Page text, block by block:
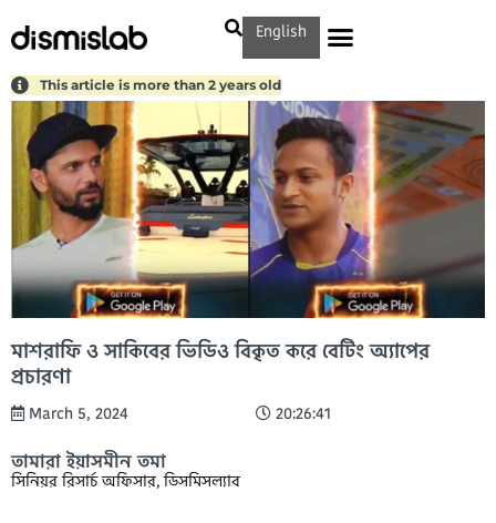
English
This article is more than 2 years old
মাশরাফি ও সাকিবের ভিডিও বিকৃত করে বেটিং অ্যাপের
প্রচারণা
March 5, 2024 20:26:41
তামারা ইয়াসমীন তমা
সিনিয়র রিসার্চ অফিসার, ডিসমিসল্যাব